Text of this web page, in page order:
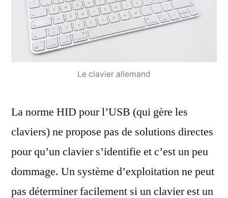
Le clavier allemand
La norme HID pour l’USB (qui gère les
claviers) ne propose pas de solutions directes
pour qu’un clavier s’identifie et c’est un peu
dommage. Un système d’exploitation ne peut
pas déterminer facilement si un clavier est un